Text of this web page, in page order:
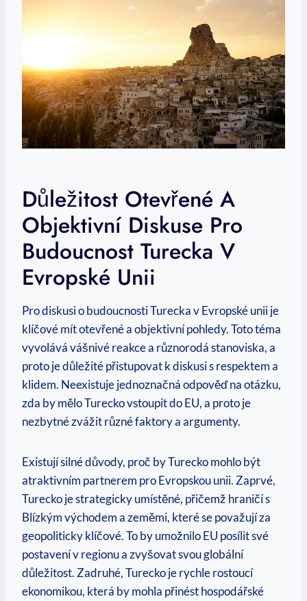
Důležitost Otevřené A
Objektivní Diskuse Pro
Budoucnost Turecka V
Evropské Unii
Pro diskusi o budoucnosti Turecka v Evropské unii je
klíčové mít otevřené a objektivní pohledy. Toto téma
vyvolává vášnivé reakce a různorodá stanoviska, a
proto je důležité přistupovat k diskusi s respektem a
klidem. Neexistuje jednoznačná odpověď na otázku,
zda by mělo Turecko vstoupit do EU, a proto je
nezbytné zvážit různé faktory a argumenty.
Existují silné důvody, proč by Turecko mohlo být
atraktivním partnerem pro Evropskou unii. Zaprvé,
Turecko je strategicky umístěné, přičemž hraničí s
Blízkým východem a zeměmi, které se považují za
geopoliticky klíčové. To by umožnilo EU posílit své
postavení v regionu a zvyšovat svou globální
důležitost. Zadruhé, Turecko je rychle rostoucí
ekonomikou, která by mohla přinést hospodářské